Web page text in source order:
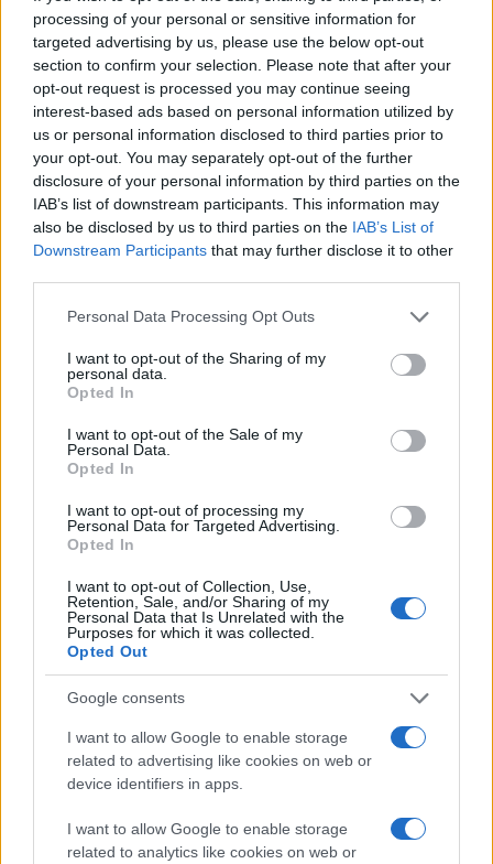
processing of your personal or sensitive information for
targeted advertising by us, please use the below opt-out
section to confirm your selection. Please note that after your
opt-out request is processed you may continue seeing
interest-based ads based on personal information utilized by
us or personal information disclosed to third parties prior to
your opt-out. You may separately opt-out of the further
disclosure of your personal information by third parties on the
IAB’s list of downstream participants. This information may
also be disclosed by us to third parties on the IAB’s List of
Downstream Participants that may further disclose it to other
Please note that this website/app uses one or more Google
not limited to your visit or usage behaviour. You may click to
grant or deny consent to Google and its third-party tags to
use your data for below specified purposes in below Google
consent section.
Personal Data Processing Opt Outs
I want to opt-out of the Sharing of my
personal data.
Opted In
I want to opt-out of the Sale of my
Personal Data.
Opted In
I want to opt-out of processing my
Personal Data for Targeted Advertising.
Opted In
I want to opt-out of Collection, Use,
Retention, Sale, and/or Sharing of my
Personal Data that Is Unrelated with the
Purposes for which it was collected.
Opted Out
Google consents
I want to allow Google to enable storage
related to advertising like cookies on web or
device identifiers in apps.
I want to allow Google to enable storage
related to analytics like cookies on web or
Όλα αυτά υποστηρίζονται από ένασύστημα ψύξης
με 40% μεγαλύτερο Vapor Chamber και βελτιωμένα*
θερμικά υλικά που διατηρούν τη θερμοκρασία υπό
έλεγχο ακόμα και σε απαιτητικές εφαρμογές.
Τα Galaxy S25 προστατεύονται από το Corning Gorilla
Armor 2 και Victus 2, προσφέροντας 29% καλύτερη
προστασία σε πτώσεις, σε σύγκριση με το
προηγούμενο μοντέλο, ενώ το νέο DX φινίρισμα
μειώνει τις αντανακλάσεις και αυξάνει την αντοχή
στις γρατζουνιές .
στρογγυλεμένες γραμμές, προσφέροντας υπέροχο
κράτημα και αισθητική αρμονία. Η μείωση πάχους
αναβαθμίζουν την εμπειρία αφής και όψης*.